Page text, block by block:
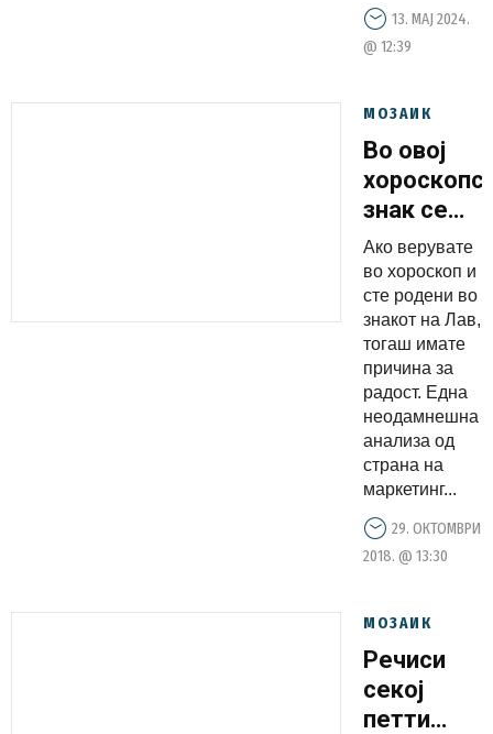
13. МАЈ 2024.
@ 12:39
МОЗАИК
Во овој
знак се
родени
најмногу
Ако верувате
во хороскоп и
сте родени во
знакот на Лав,
тогаш имате
причина за
радост. Една
неодамнешна
анализа од
страна на
маркетинг...
29. ОКТОМВРИ
2018. @ 13:30
МОЗАИК
Речиси
секој
петти